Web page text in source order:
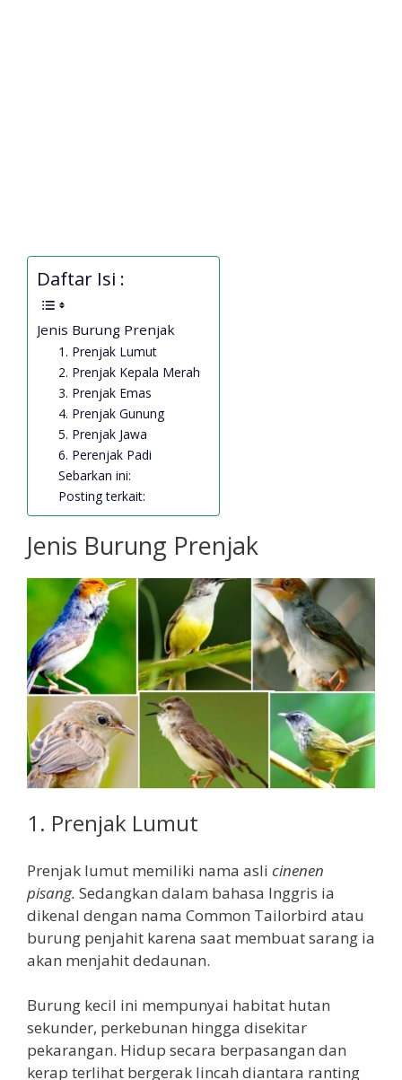
Daftar Isi :
Jenis Burung Prenjak
1. Prenjak Lumut
2. Prenjak Kepala Merah
3. Prenjak Emas
4. Prenjak Gunung
5. Prenjak Jawa
6. Perenjak Padi
Sebarkan ini:
Posting terkait:
Jenis Burung Prenjak
1. Prenjak Lumut
Prenjak lumut memiliki nama asli cinenen
pisang. Sedangkan dalam bahasa Inggris ia
dikenal dengan nama Common Tailorbird atau
burung penjahit karena saat membuat sarang ia
akan menjahit dedaunan.
Burung kecil ini mempunyai habitat hutan
sekunder, perkebunan hingga disekitar
pekarangan. Hidup secara berpasangan dan
kerap terlihat bergerak lincah diantara ranting